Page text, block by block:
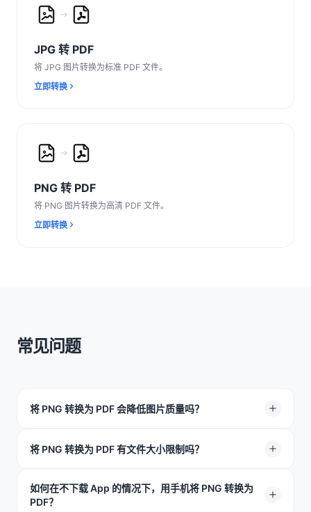
JPG 转 PDF
将 JPG 图片转换为标准 PDF 文件。
立即转换
PNG 转 PDF
将 PNG 图片转换为高清 PDF 文件。
立即转换
常见问题
将 PNG 转换为 PDF 会降低图片质量吗？
通常不会。TeraBox 会尽可能保留原始图片质量，让转换
将 PNG 转换为 PDF 有文件大小限制吗？
支持最高 100MB 的 PNG 文件上传，适合处理大多数高清
图片。
如何在不下载 App 的情况下，用手机将 PNG 转换为
PDF？